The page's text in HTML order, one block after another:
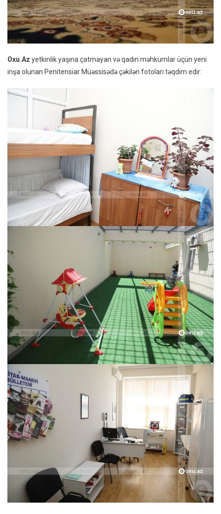
Oxu.Az yetkinlik yaşına çatmayan və qadın məhkumlar üçün yeni
inşa olunan Penitensiar Müəssisədə çəkilən fotoları təqdim edir: